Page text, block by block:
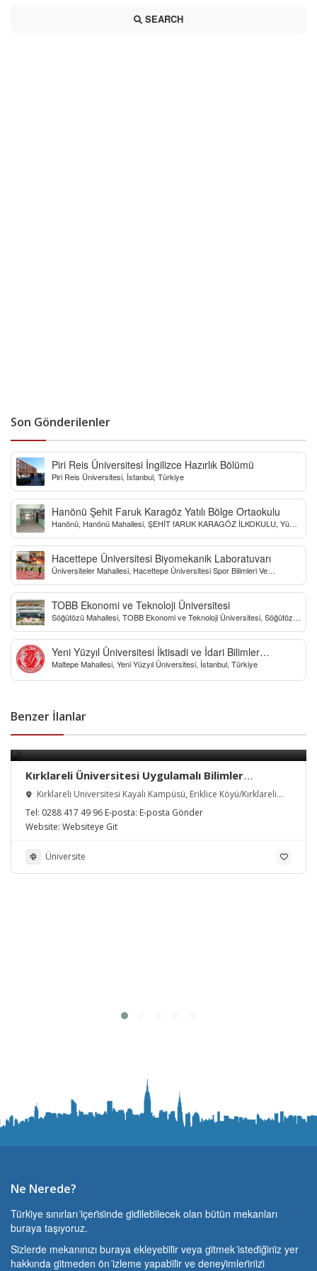
SEARCH
Son Gönderilenler
Piri Reis Üniversitesi İngilizce Hazırlık Bölümü
Piri Reis Üniversitesi, İstanbul, Türkiye
Hanönü Şehit Faruk Karagöz Yatılı Bölge Ortaokulu
Hanönü, Hanönü Mahallesi, ŞEHİT fARUK KARAGÖZ İLKOKULU, Yücel
Hacettepe Üniversitesi Biyomekanik Laboratuvarı
Üniversiteler Mahallesi, Hacettepe Üniversitesi Spor Bilimleri Ve
TOBB Ekonomi ve Teknoloji Üniversitesi
Söğütözü Mahallesi, TOBB Ekonomi ve Teknoloji Üniversitesi, Söğütözü
Yeni Yüzyıl Üniversitesi İktisadi ve İdari Bilimler
Fakültesi
Maltepe Mahallesi, Yeni Yüzyıl Üniversitesi, İstanbul, Türkiye
Benzer İlanlar
Kırklareli Üniversitesi Uygulamalı Bilimler
Yüksekokulu
Kırklareli Üniversitesi Kayalı Kampüsü, Eriklice Köyü/Kırklareli
Tel: 0288 417 49 96 E-posta: E-posta Gönder
Website: Websiteye Git
Üniversite
Ne Nerede?
Türki̇ye sınırları i̇çeri̇si̇nde gi̇di̇lebi̇lecek olan bütün mekanları
buraya taşıyoruz.
Si̇zlerde mekanınızı buraya ekleyebi̇li̇r veya gi̇tmek i̇stedi̇ği̇ni̇z yer
hakkında gi̇tmeden ön i̇zleme yapabi̇li̇r ve deneyi̇mleri̇ni̇zi̇